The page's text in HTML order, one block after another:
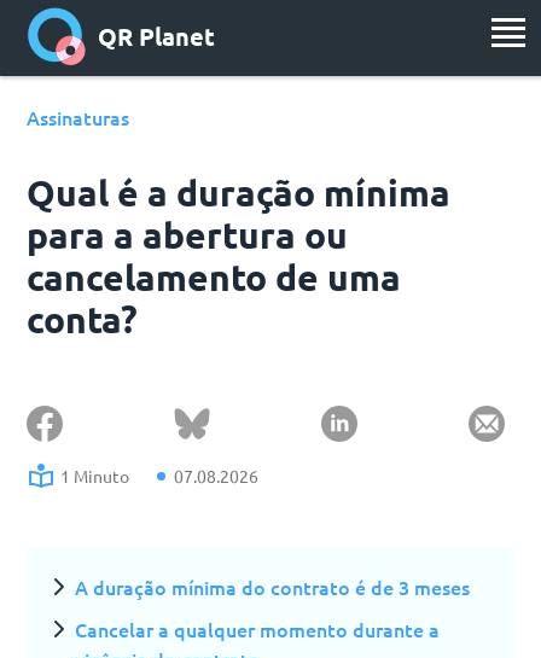
QR Planet
Assinaturas
Qual é a duração mínima
para a abertura ou
cancelamento de uma
conta?
1 Minuto 07.08.2026
A duração mínima do contrato é de 3 meses
Cancelar a qualquer momento durante a